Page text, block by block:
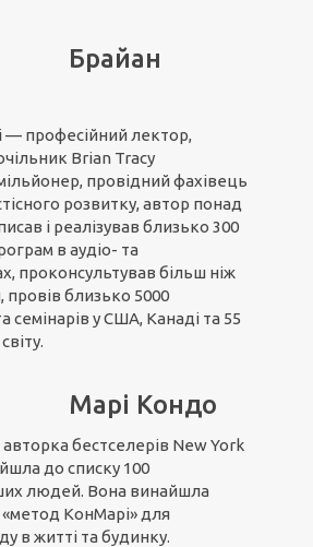
Брайан
— професійний лектор,
Brian Tracy
провідний фахівець
розвитку, автор понад
і реалізував близько 300
в аудіо- та
проконсультував більш ніж
провів близько 5000
семінарів у США, Канаді та 55
Марі Кондо
бестселерів New York
до списку 100
людей. Вона винайшла
КонМарі» для
в житті та будинку.